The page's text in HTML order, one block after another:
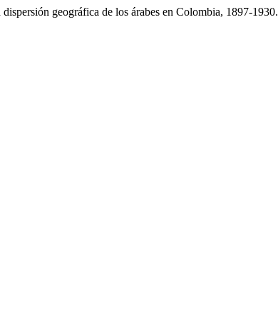
geográfica de los árabes en Colombia, 1897-1930.